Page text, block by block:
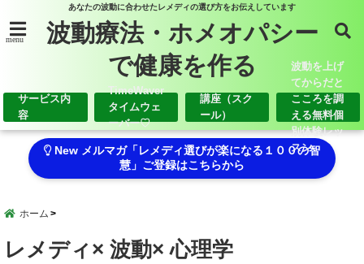
あなたの波動に合わせたレメディの選び方をお伝えしています
menu
波動療法・ホメオパシー
で健康を作る
サービス内
容
TimeWaver
タイムウェ
ーバー♡
講座（スク
ール）
波動を上げ
てからだと
こころを調
える無料個
別体験レッ
スン
New メルマガ「レメディ選びが楽になる１００の智
慧」ご登録はこちらから
ホーム
レメディ× 波動× 心理学